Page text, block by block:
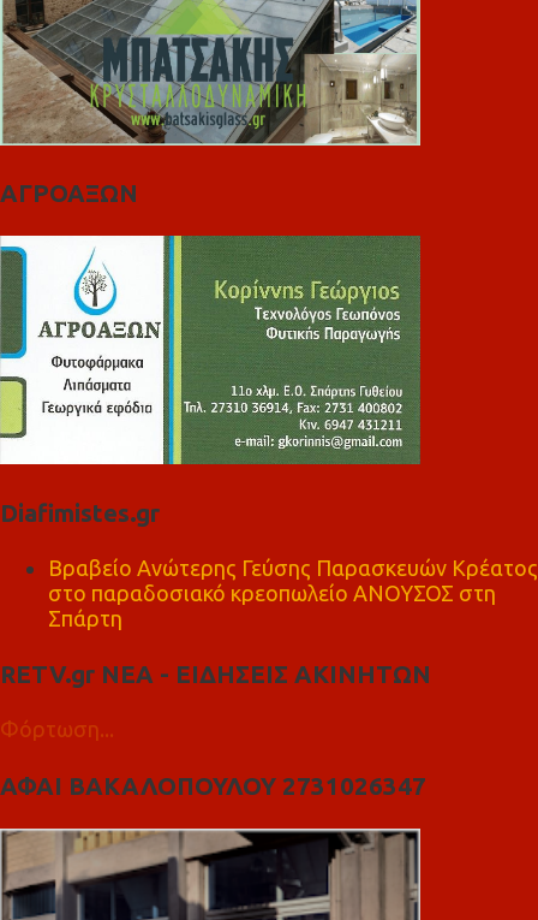
ΑΓΡΟΑΞΩΝ
Diafimistes.gr
Βραβείο Ανώτερης Γεύσης Παρασκευών Κρέατος
στο παραδοσιακό κρεοπωλείο ΑΝΟΥΣΟΣ στη
Σπάρτη
RETV.gr ΝΕΑ - ΕΙΔΗΣΕΙΣ ΑΚΙΝΗΤΩΝ
Φόρτωση...
ΑΦΑΙ ΒΑΚΑΛΟΠΟΥΛΟΥ 2731026347